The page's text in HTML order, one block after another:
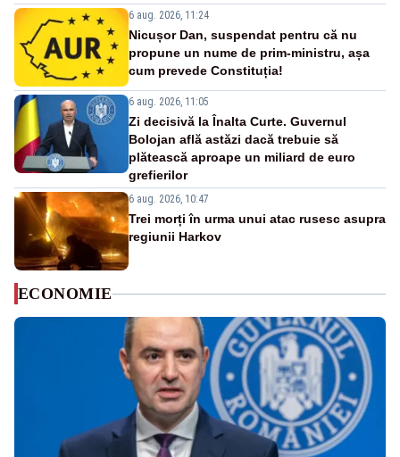
6 aug. 2026, 11:24
Nicușor Dan, suspendat pentru că nu
propune un nume de prim-ministru, așa
cum prevede Constituția!
6 aug. 2026, 11:05
Zi decisivă la Înalta Curte. Guvernul
Bolojan află astăzi dacă trebuie să
plătească aproape un miliard de euro
grefierilor
6 aug. 2026, 10:47
Trei morți în urma unui atac rusesc asupra
regiunii Harkov
ECONOMIE